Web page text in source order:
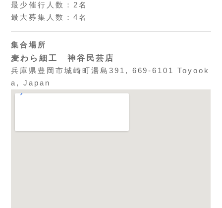
最少催行人数：2名
最大募集人数：4名
集合場所
麦わら細工 神谷民芸店
兵庫県豊岡市城崎町湯島391, 669-6101 Toyook
a, Japan